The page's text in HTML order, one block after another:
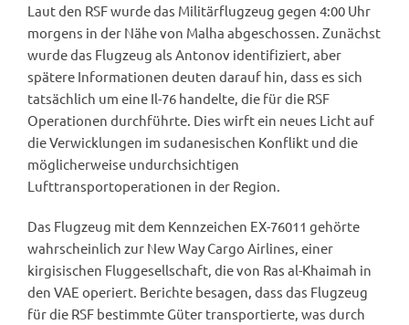
Laut den RSF wurde das Militärflugzeug gegen 4:00 Uhr
morgens in der Nähe von Malha abgeschossen. Zunächst
wurde das Flugzeug als Antonov identifiziert, aber
spätere Informationen deuten darauf hin, dass es sich
tatsächlich um eine Il-76 handelte, die für die RSF
Operationen durchführte. Dies wirft ein neues Licht auf
die Verwicklungen im sudanesischen Konflikt und die
möglicherweise undurchsichtigen
Lufttransportoperationen in der Region.
Das Flugzeug mit dem Kennzeichen EX-76011 gehörte
wahrscheinlich zur New Way Cargo Airlines, einer
kirgisischen Fluggesellschaft, die von Ras al-Khaimah in
den VAE operiert. Berichte besagen, dass das Flugzeug
für die RSF bestimmte Güter transportierte, was durch